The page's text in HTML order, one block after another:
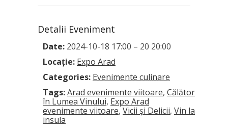
Detalii Eveniment
Date: 2024-10-18 17:00 – 20 20:00
Locație: Expo Arad
Categories: Evenimente culinare
Tags:Arad evenimente viitoare, Călător
în Lumea Vinului, Expo Arad
evenimente viitoare, Vicii și Delicii, Vin la
insula